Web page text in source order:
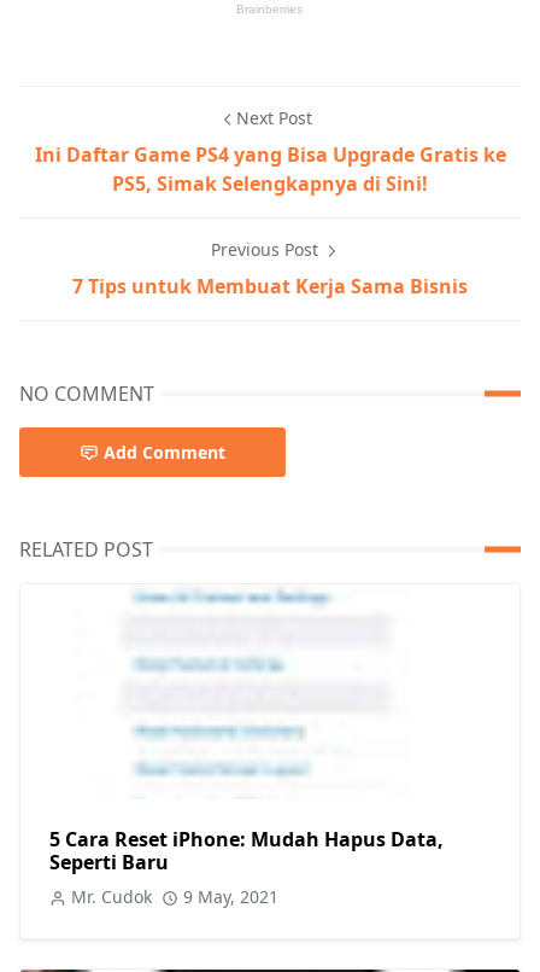
Next Post
Ini Daftar Game PS4 yang Bisa Upgrade Gratis ke
PS5, Simak Selengkapnya di Sini!
Previous Post
7 Tips untuk Membuat Kerja Sama Bisnis
NO COMMENT
Add Comment
RELATED POST
5 Cara Reset iPhone: Mudah Hapus Data,
Seperti Baru
Mr. Cudok 9 May, 2021